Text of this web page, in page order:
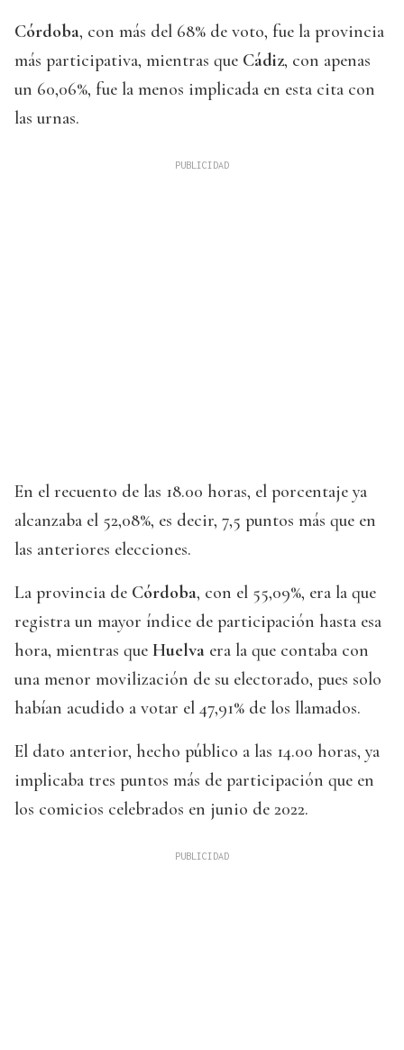
Córdoba, con más del 68% de voto, fue la provincia
más participativa, mientras que Cádiz, con apenas
un 60,06%, fue la menos implicada en esta cita con
las urnas.
En el recuento de las 18.00 horas, el porcentaje ya
alcanzaba el 52,08%, es decir, 7,5 puntos más que en
las anteriores elecciones.
La provincia de Córdoba, con el 55,09%, era la que
registra un mayor índice de participación hasta esa
hora, mientras que Huelva era la que contaba con
una menor movilización de su electorado, pues solo
habían acudido a votar el 47,91% de los llamados.
El dato anterior, hecho público a las 14.00 horas, ya
implicaba tres puntos más de participación que en
los comicios celebrados en junio de 2022.